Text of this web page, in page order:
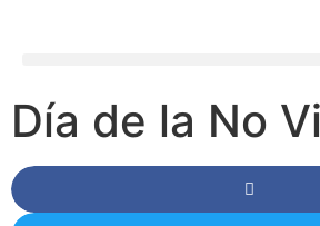
Día de la No